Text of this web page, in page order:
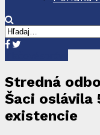
Stredná
Šaci oslávila
existencie